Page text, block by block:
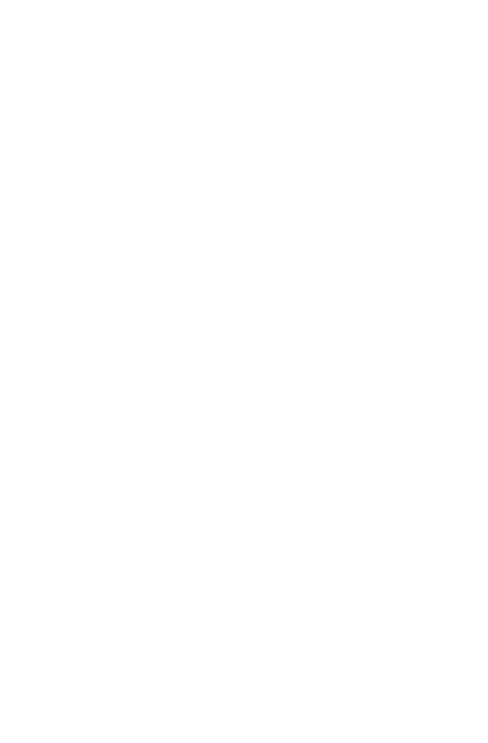
op uw
in de
touchscreen
Broadcast' en
in juni en
op
telefoon daarom